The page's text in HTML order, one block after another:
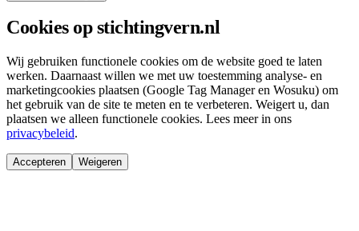
Cookies op stichtingvern.nl
Wij gebruiken functionele cookies om de website goed te laten
werken. Daarnaast willen we met uw toestemming analyse- en
marketingcookies plaatsen (Google Tag Manager en Wosuku) om
het gebruik van de site te meten en te verbeteren. Weigert u, dan
plaatsen we alleen functionele cookies. Lees meer in ons
privacybeleid.
Accepteren Weigeren